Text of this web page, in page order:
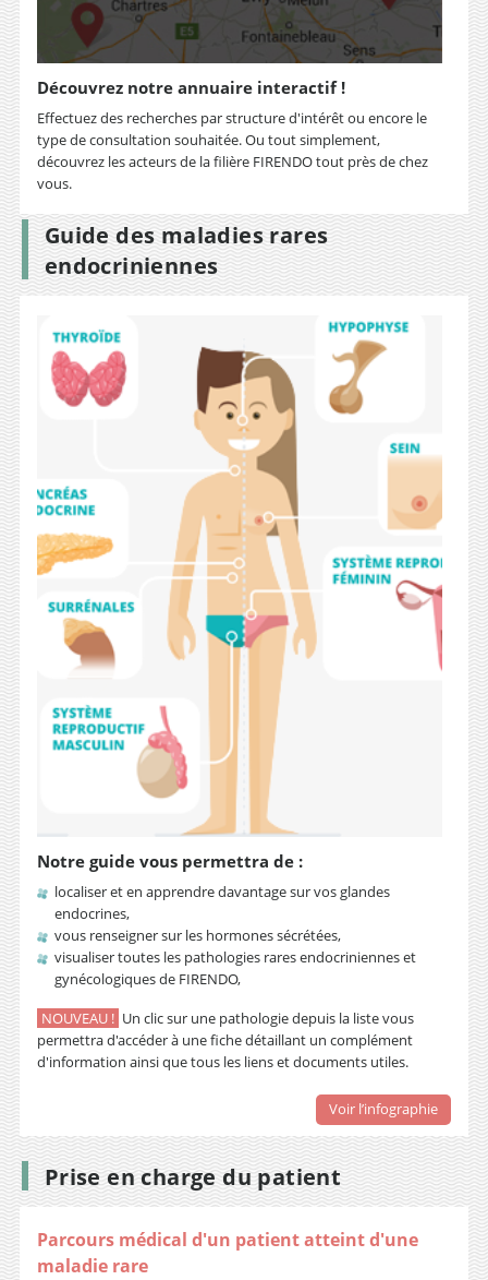
Découvrez notre annuaire interactif !
Effectuez des recherches par structure d'intérêt ou encore le
type de consultation souhaitée. Ou tout simplement,
découvrez les acteurs de la filière FIRENDO tout près de chez
vous.
Guide des maladies rares
endocriniennes
Notre guidevous permettra de :
localiser et en apprendre davantage sur vos glandes
endocrines,
vous renseigner sur les hormones sécrétées,
visualiser toutes les pathologies rares endocriniennes et
gynécologiques de FIRENDO,
NOUVEAU ! Un clic sur une pathologie depuis la liste vous
permettra d'accéder à une fiche détaillant un complément
d'information ainsi que tous les liens et documents utiles.
Voir l’infographie
Prise en charge du patient
Parcours médical d'un patient atteint d'une
maladie rare